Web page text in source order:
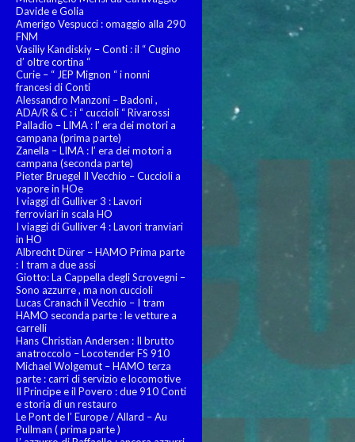
Davide e Golia
Amerigo Vespucci : omaggio alla 290
FNM
Vasiliy Kandiskiy – Conti : il “ Cugino
d’ oltre cortina “
Curie – “ JEP Mignon “ i nonni
francesi di Conti
Alessandro Manzoni – Badoni ,
ADA/R & C : i “ cuccioli “ Rivarossi
Palladio – LIMA : l’ era dei motori a
campana (prima parte)
Zanella – LIMA : l’ era dei motori a
campana (seconda parte)
Pieter Bruegel Il Vecchio – Cuccioli a
vapore in HOe
I viaggi di Gulliver 3 : Lavori
ferroviari in scala HO
I viaggi di Gulliver 4 : Lavori tranviari
in HO
Albrecht Dürer – HAMO Prima parte
: I tram a due assi
Giotto: La Cappella degli Scrovegni –
Sono azzurre , ma non cuccioli
Lucas Cranach il Vecchio – I tram
HAMO seconda parte : le vetture a
carrelli
Hans Christian Andersen : Il brutto
anatroccolo – Locotender FS 910
Michael Wolgemut – HAMO terza
parte : carri di servizio e locomotive
Il Principe e il Povero : due 910 Conti
e storia di un restauro
Le Pont de l’ Europe / Allard – Au
Pullman ( prima parte )